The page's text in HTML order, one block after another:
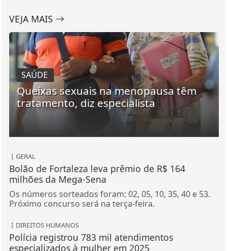
VEJA MAIS
SAÚDE
Queixas sexuais na menopausa têm
tratamento, diz especialista
GERAL
Bolão de Fortaleza leva prêmio de R$ 164
milhões da Mega-Sena
Os números sorteados foram: 02, 05, 10, 35, 40 e 53.
Próximo concurso será na terça-feira.
DIREITOS HUMANOS
Polícia registrou 783 mil atendimentos
especializados à mulher em 2025